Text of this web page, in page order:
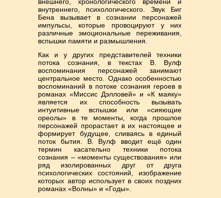
внутреннего, психологического. Звук Биг
Бена вызывает в сознании персонажей
импульсы, которые провоцируют у них
различные эмоциональные переживания,
вспышки памяти и размышления.
Как и у других представителей техники
потока сознания, в текстах В. Вулф
воспоминания персонажей занимают
центральное место. Однако особенностью
воспоминаний в потоке сознания героев в
романах «Миссис Дэлловей» и «К маяку»
является их способность вызывать
интуитивные вспышки или «сияющие
ореолы» в те моменты, когда прошлое
персонажей прорастает в их настоящее и
формирует будущее, сливаясь в единый
поток бытия. В. Вулф вводит ещё один
термин касательно техники потока
сознания – «моменты существования» или
ряд изолированных друг от друга
психологических состояний, изображение
которых автор использует в своих поздних
романах «Волны» и «Годы».